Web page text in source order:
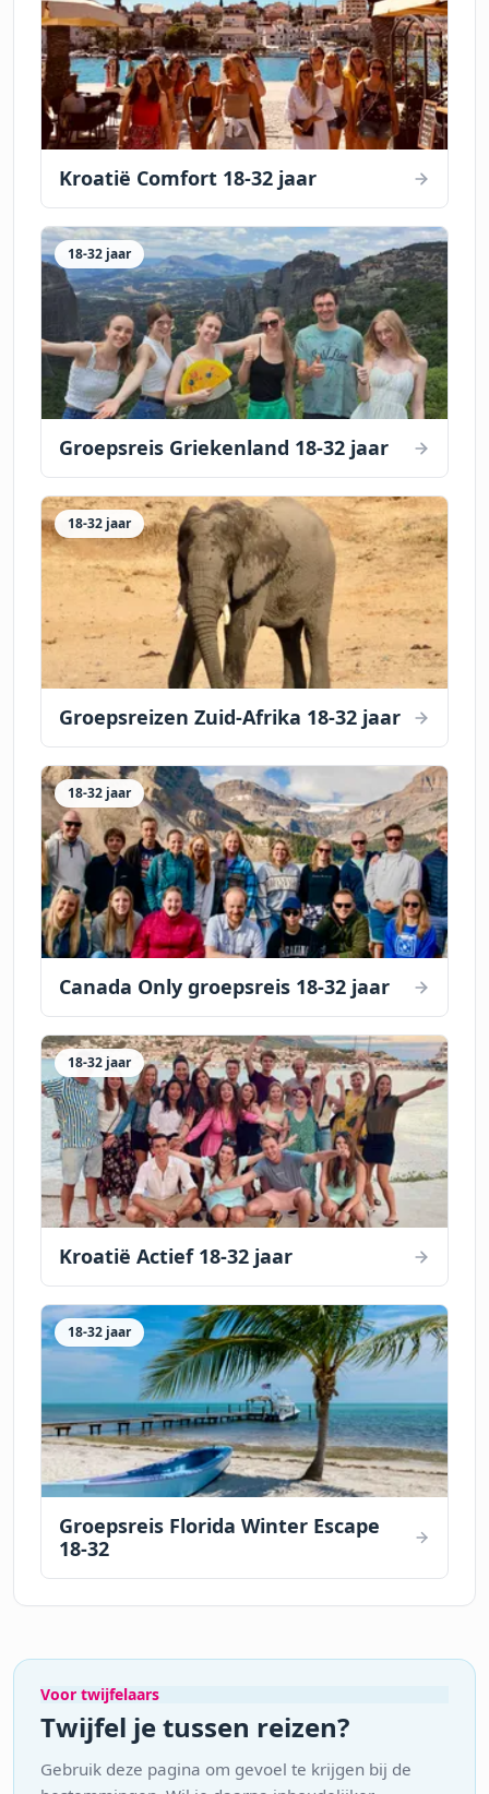
Kroatië Comfort 18-32 jaar
18-32 jaar
Groepsreis Griekenland 18-32 jaar
18-32 jaar
Groepsreizen Zuid-Afrika 18-32 jaar
18-32 jaar
Canada Only groepsreis 18-32 jaar
18-32 jaar
Kroatië Actief 18-32 jaar
18-32 jaar
Groepsreis Florida Winter Escape
18-32
Voor twijfelaars
Twijfel je tussen reizen?
Gebruik deze pagina om gevoel te krijgen bij de